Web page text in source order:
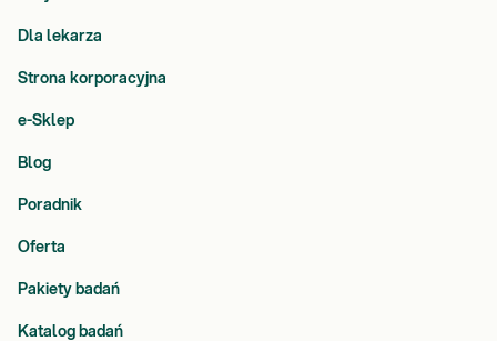
Dla lekarza
Strona korporacyjna
e-Sklep
Blog
Poradnik
Oferta
Pakiety badań
Katalog badań